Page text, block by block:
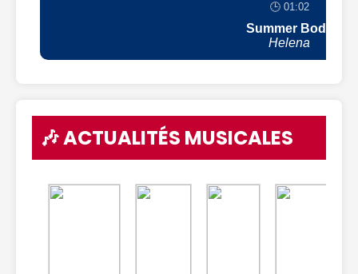
🕒 01:02
Summer Body
Helena
🎶 ACTUALITÉS MUSICALES